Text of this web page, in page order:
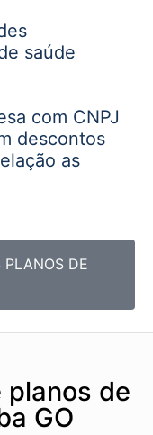
saúde
com CNPJ
descontos
as
PLANOS DE
planos de
GO